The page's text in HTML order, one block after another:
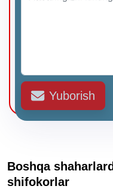
Yuborish
Boshqa
shifokorlar